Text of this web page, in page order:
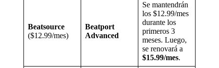
Beatsource
($12.99/mes)
Beatport
Advanced
Se mantendrán
los $12.99/mes
durante los
primeros 3
meses. Luego,
se renovará a
$15.99/mes.